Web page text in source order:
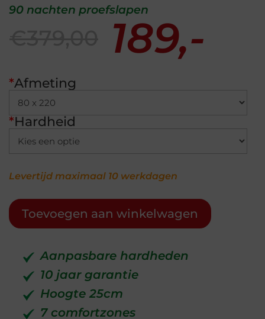
90 nachten proefslapen
189,-
*Afmeting
*Hardheid
Levertijd maximaal 10 werkdagen
Toevoegen aan winkelwagen
Aanpasbare hardheden
10 jaar garantie
Hoogte 25cm
7 comfortzones